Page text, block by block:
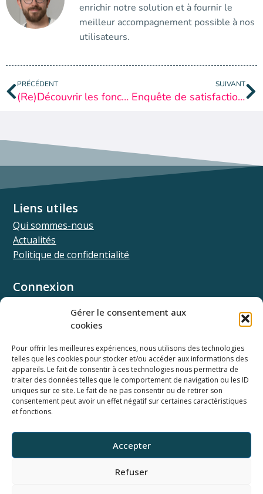
Gérer le consentement aux
cookies
Pour offrir les meilleures expériences, nous utilisons des technologies
telles que les cookies pour stocker et/ou accéder aux informations des
appareils. Le fait de consentir à ces technologies nous permettra de
traiter des données telles que le comportement de navigation ou les ID
uniques sur ce site. Le fait de ne pas consentir ou de retirer son
consentement peut avoir un effet négatif sur certaines caractéristiques
et fonctions.
Accepter
Refuser
enrichir notre solution et à fournir le
meilleur accompagnement possible à nos
utilisateurs.
PRÉCÉDENT
(Re)Découvrir les fonctionnalités SSO THEIA
SUIVANT
Enquête de satisfaction THEIA : donnez-nous votre avis !
Horaires du support
Du lundi au vendredi
Ressources
Documentation SSO
Documentation API
Webinaires
Ancienne base documentaire
Connexion
Univ.theia
Liens utiles
Qui sommes-nous
Actualités
Politique de confidentialité